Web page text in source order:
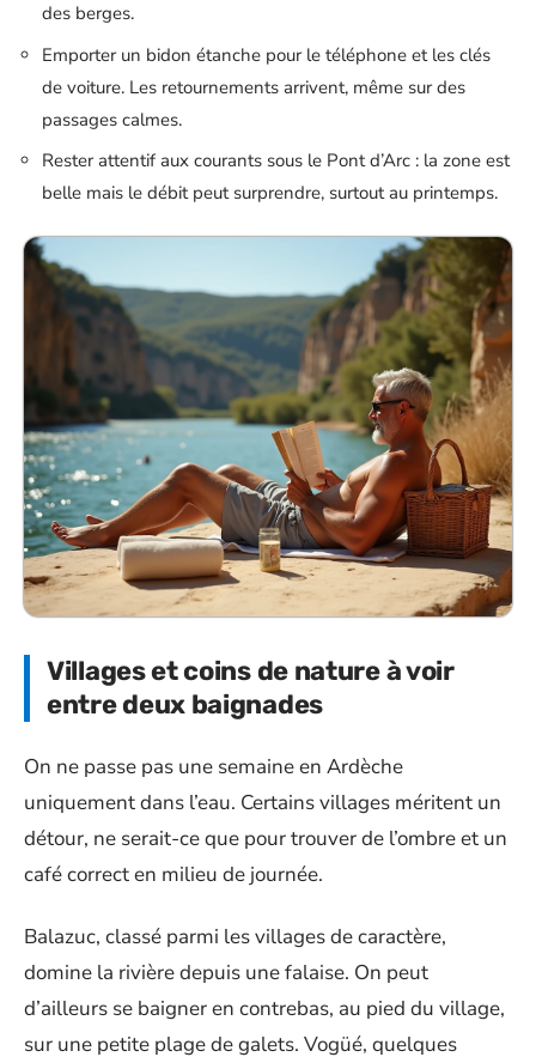
des berges.
Emporter un bidon étanche pour le téléphone et les clés
de voiture. Les retournements arrivent, même sur des
passages calmes.
Rester attentif aux courants sous le Pont d’Arc : la zone est
belle mais le débit peut surprendre, surtout au printemps.
Villages et coins de nature à voir
entre deux baignades
On ne passe pas une semaine en Ardèche
uniquement dans l’eau. Certains villages méritent un
détour, ne serait-ce que pour trouver de l’ombre et un
café correct en milieu de journée.
Balazuc, classé parmi les villages de caractère,
domine la rivière depuis une falaise. On peut
d’ailleurs se baigner en contrebas, au pied du village,
sur une petite plage de galets. Vogüé, quelques